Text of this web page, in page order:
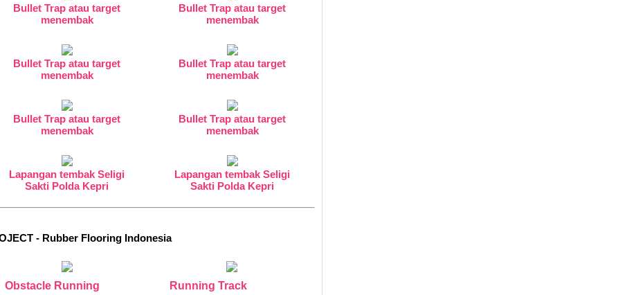
Bullet Trap atau target
menembak
Bullet Trap atau target
menembak
Bullet Trap atau target
menembak
Bullet Trap atau target
menembak
Bullet Trap atau target
menembak
Bullet Trap atau target
menembak
Lapangan tembak Seligi
Sakti Polda Kepri
Lapangan tembak Seligi
Sakti Polda Kepri
- Rubber Flooring Indonesia
Obstacle Running
Running Track